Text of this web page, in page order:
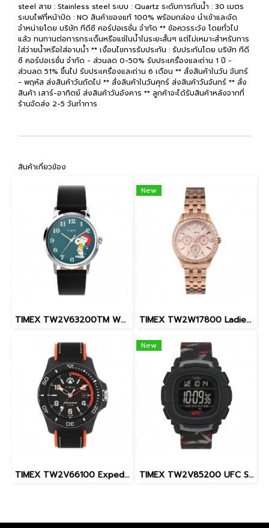
steel สาย : Stainless steel ระบบ : Quartz ระดับการกันน้ำ : 30 เมตร
ระบบไฟที่หน้าปัด : NO สินค้าของแท้ 100% พร้อมกล่อง นำเข้าและจัด
จำหน่ายโดย บริษัท ทีดีซี คอร์ปอเรชั่น จำกัด ** ข้อควรระวัง โดยทั่วไป
แล้ว ทนทานต่อการกระเด็นหรือแช่ในน้ำในระยะสั้นๆ แต่ไม่เหมาะสำหรับการ
ใส่ว่ายน้ำหรือใส่อาบน้ำ ** เงื่อนไขการรับประกัน : รับประกันโดย บริษัท ทีดี
ซี คอร์ปอเรชั่น จำกัด - ส่วนลด 0-50% รับประเครื่องและถ่าน 1 ปี -
ส่วนลด 51% ขึ้นไป รับประเครื่องและถ่าน 6 เดือน ** สั่งสินค้าในวัน จันทร์
- พฤหัส ส่งสินค้าวันถัดไป ** สั่งสินค้าในวันศุกร์ ส่งสินค้าวันจันทร์ ** สั่ง
สินค้า เสาร์-อาทิตย์ ส่งสินค้าวันอังคาร ** ลูกค้าจะได้รับสินค้าหลังจากที่
ร้านจัดส่ง 2-5 วันทำการ
สินค้าเกี่ยวข้อง
TIMEX TW2V63200TM W22 PEANUTS MARLIN SNOOPY
New
TIMEX TW2W17800 Ladies นาฬิกาข้อมือผู้หญิง สายสแตนเลส สีโรสโกลด์ หน้าปัด 36 มม.
TIMEX TW2V66100 Expedition North® Freedive Ocea นาฬิกาข้อมือผู้ชาย สายผลิตจากวัสดุใต้ทะเลลึก สีดำ/ส้ม หน้าปัด 46 มม.
New
TIMEX TW2V85200 UFC Street Shock XL Fight Week นาฬิกาข้อมือผู้ชาย สายซิลิโคน สีดำ หน้าปัด 45 มม.